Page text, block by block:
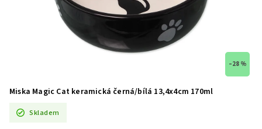
–28 %
Miska Magic Cat keramická černá/bílá 13,4x4cm 170ml
Skladem